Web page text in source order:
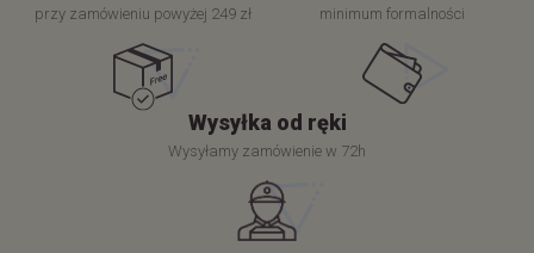
przy zamówieniu powyżej 249 zł minimum formalności
Wysyłka od ręki
Wysyłamy zamówienie w 72h